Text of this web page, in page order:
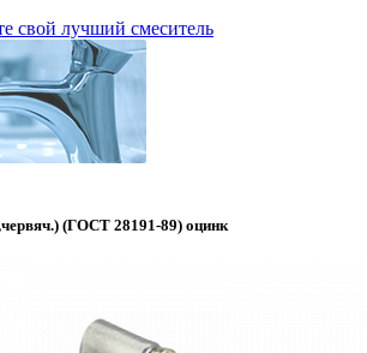
свой лучший смеситель
(ГОСТ 28191-89) оцинк